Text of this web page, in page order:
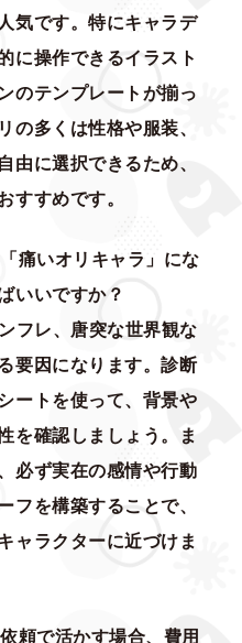
気です。特にキャラデ
に操作できるイラスト
のテンプレートが揃っ
の多くは性格や服装、
由に選択できるため、
すすめです。
痛いオリキャラ」にな
いいですか？
フレ、唐突な世界観な
要因になります。診断
ートを使って、背景や
を確認しましょう。ま
必ず実在の感情や行動
フを構築することで、
ャラクターに近づけま
頼で活かす場合、費用